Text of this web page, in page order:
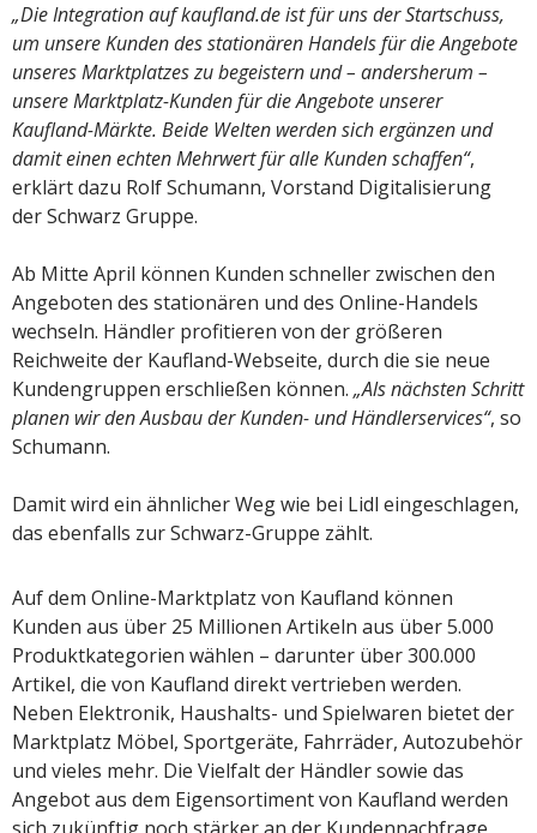
„Die Integration auf kaufland.de ist für uns der Startschuss,
um unsere Kunden des stationären Handels für die Angebote
unseres Marktplatzes zu begeistern und – andersherum –
unsere Marktplatz-Kunden für die Angebote unserer
Kaufland-Märkte. Beide Welten werden sich ergänzen und
damit einen echten Mehrwert für alle Kunden schaffen“,
erklärt dazu Rolf Schumann, Vorstand Digitalisierung
der Schwarz Gruppe.
Ab Mitte April können Kunden schneller zwischen den
Angeboten des stationären und des Online-Handels
wechseln. Händler profitieren von der größeren
Reichweite der Kaufland-Webseite, durch die sie neue
Kundengruppen erschließen können. „Als nächsten Schritt
planen wir den Ausbau der Kunden- und Händlerservices“, so
Schumann.
Damit wird ein ähnlicher Weg wie bei Lidl eingeschlagen,
das ebenfalls zur Schwarz-Gruppe zählt.
Auf dem Online-Marktplatz von Kaufland können
Kunden aus über 25 Millionen Artikeln aus über 5.000
Produktkategorien wählen – darunter über 300.000
Artikel, die von Kaufland direkt vertrieben werden.
Neben Elektronik, Haushalts- und Spielwaren bietet der
Marktplatz Möbel, Sportgeräte, Fahrräder, Autozubehör
und vieles mehr. Die Vielfalt der Händler sowie das
Angebot aus dem Eigensortiment von Kaufland werden